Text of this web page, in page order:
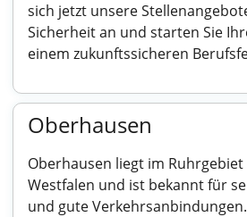
sich jetzt unsere
Sicherheit an und starten Sie
einem zukunftssicheren
Oberhausen
Oberhausen liegt im
Westfalen und ist bekannt für
und gute